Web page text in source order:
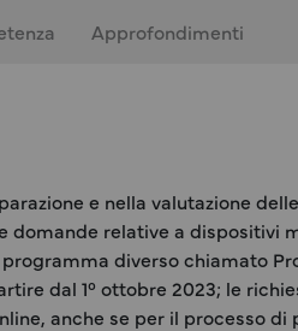
Approfondimenti
e nella valutazione
relative a dispositivi
diverso chiamato
dal 1° ottobre 2023; le
anche se per il processo